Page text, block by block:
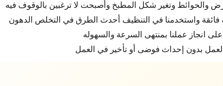
والحوائط وتغير شكل المطبخ وأصبحت لا ترغبين بالوقوف فيه
فائقة واستخدمنا في التنظيف أحدث الطرق في التخلص الدهون
انجاز عملنا بمنتهى السرعة والسهوله
بدون إحداث فوضى أو تأخير في العمل